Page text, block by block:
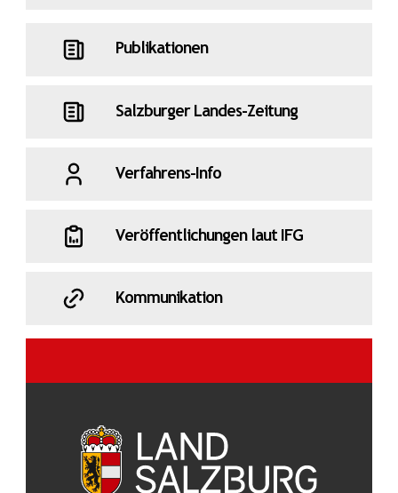
Publikationen
Salzburger Landes-Zeitung
Verfahrens-Info
Veröffentlichungen laut IFG
Kommunikation